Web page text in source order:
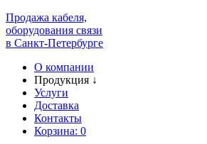
Продажа кабеля,
оборудования связи
в Санкт-Петербурге
О компании
Продукция ↓
Услуги
Доставка
Контакты
Корзина: 0